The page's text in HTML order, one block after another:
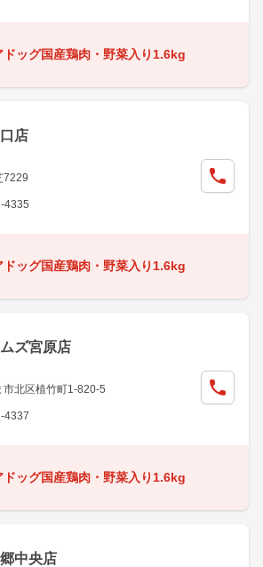
ドッグ国産鶏肉・野菜入り1.6kg
店
7229
4335
ドッグ国産鶏肉・野菜入り1.6kg
ズ宮原店
市北区植竹町1-820-5
4337
ドッグ国産鶏肉・野菜入り1.6kg
中央店